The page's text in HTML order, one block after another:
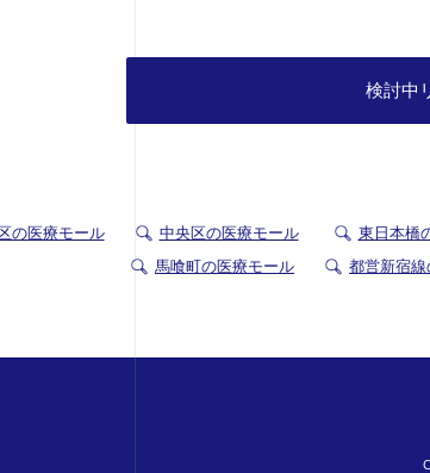
検討中
の医療モール 中央区の医療モール 東日本橋
馬喰町の医療モール
都営新宿